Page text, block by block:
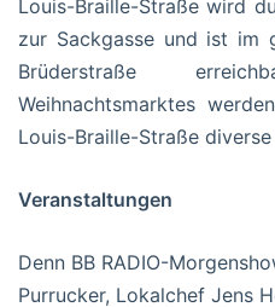
Louis-Braille-Straße wird
zur Sackgasse und ist im
Brüderstraße
Weihnachtsmarktes
Louis-Braille-Straße
Veranstaltungen
Denn BB RADIO-
Purrucker, Lokalchef Jens